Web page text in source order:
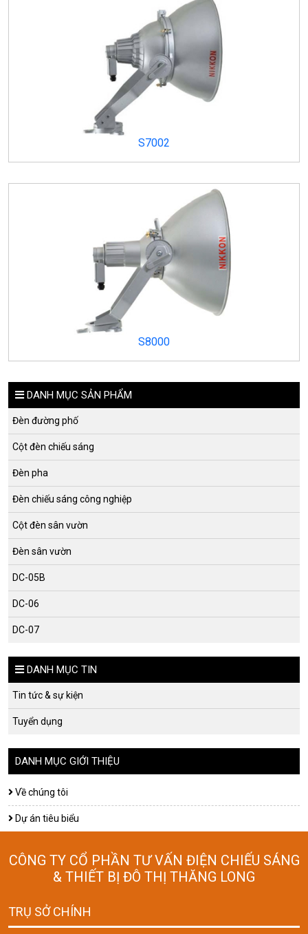
S7002
S8000
DANH MỤC SẢN PHẨM
Đèn đường phố
Cột đèn chiếu sáng
Đèn pha
Đèn chiếu sáng công nghiệp
Cột đèn sân vườn
Đèn sân vườn
DC-05B
DC-06
DC-07
DANH MỤC TIN
Tin tức & sự kiện
Tuyển dụng
DANH MỤC GIỚI THIỆU
Về chúng tôi
Dự án tiêu biểu
CÔNG TY CỔ PHẦN TƯ VẤN ĐIỆN CHIẾU SÁNG
& THIẾT BỊ ĐÔ THỊ THĂNG LONG
TRỤ SỞ CHÍNH